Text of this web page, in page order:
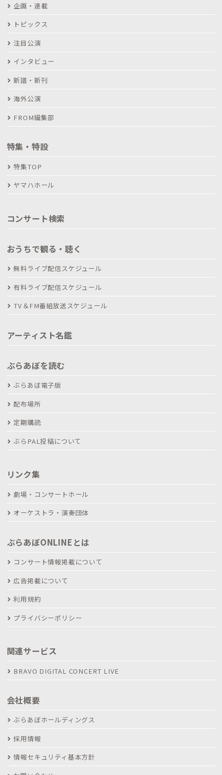
企画・連載
トピックス
注目公演
インタビュー
新譜・新刊
海外公演
FROM編集部
特集・特設
特集TOP
ヤマハホール
コンサート検索
おうちで観る・聴く
無料ライブ配信スケジュール
有料ライブ配信スケジュール
TV＆FM番組放送スケジュール
アーティスト名鑑
ぶらあぼを読む
ぶらあぼ電子版
配布場所
定期購読
ぶらPAL投稿について
リンク集
劇場・コンサートホール
オーケストラ・演奏団体
ぶらあぼONLINEとは
コンサート情報掲載について
広告掲載について
利用規約
プライバシーポリシー
関連サービス
BRAVO DIGITAL CONCERT LIVE
会社概要
ぶらあぼホールディングス
採用情報
情報セキュリティ基本方針